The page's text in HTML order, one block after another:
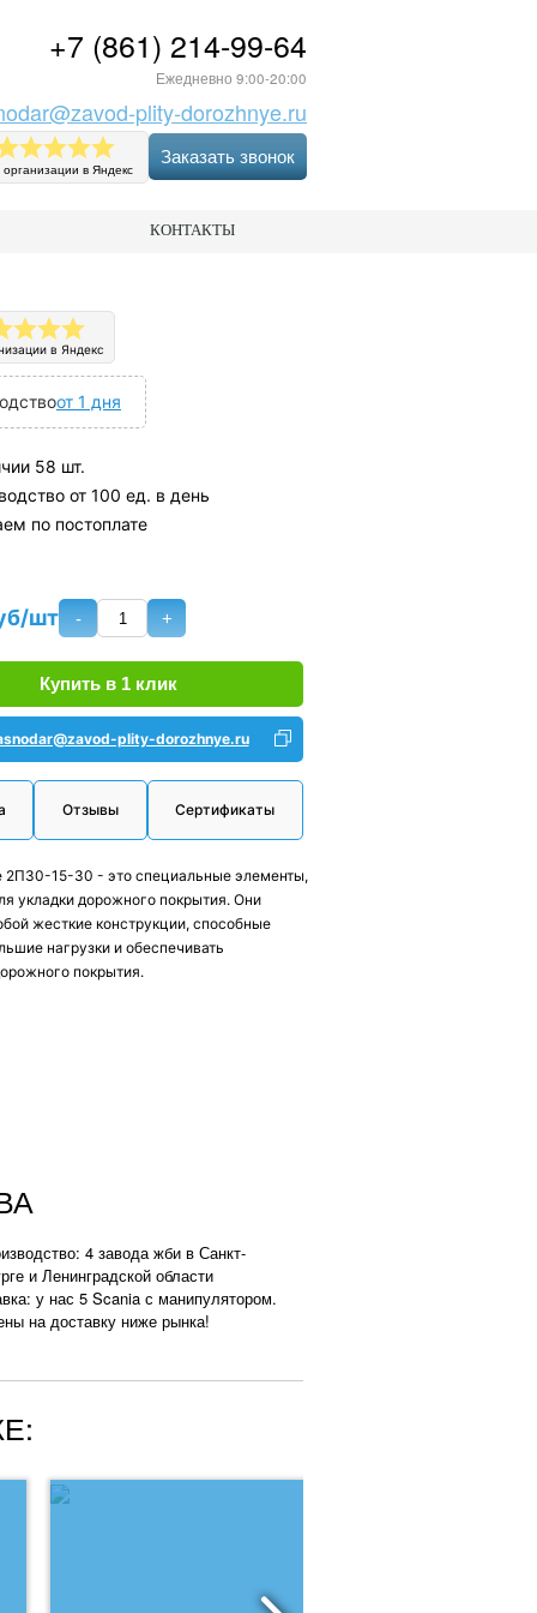
+7 (861) 214-99-64
Ежедневно 9:00-20:00
plity-dorozhnye.ru
в Яндекс
Заказать звонок
КОНТАКТЫ
в Яндекс
от 1 дня
58 шт.
от 100 ед. в день
по постоплате
шт - +
Купить в 1 клик
plity-dorozhnye.ru
Отзывы Сертификаты
2П30-15-30 - это специальные элементы,
укладки дорожного покрытия. Они
жесткие конструкции, способные
нагрузки и обеспечивать
покрытия.
4 завода жби в Санкт-
и Ленинградской области
у нас 5 Scania с манипулятором.
на доставку ниже рынка!